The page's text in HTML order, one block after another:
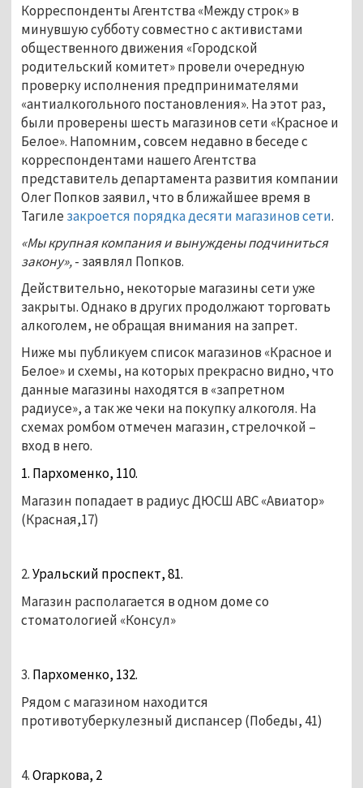
Корреспонденты Агентства «Между строк» в
минувшую субботу совместно с активистами
общественного движения «Городской
родительский комитет» провели очередную
проверку исполнения предпринимателями
«антиалкогольного постановления». На этот раз,
были проверены шесть магазинов сети «Красное и
Белое». Напомним, совсем недавно в беседе с
корреспондентами нашего Агентства
представитель департамента развития компании
Олег Попков заявил, что в ближайшее время в
Тагиле закроется порядка десяти магазинов сети.
«Мы крупная компания и вынуждены подчиниться
закону»,- заявлял Попков.
Действительно, некоторые магазины сети уже
закрыты. Однако в других продолжают торговать
алкоголем, не обращая внимания на запрет.
Ниже мы публикуем список магазинов «Красное и
Белое» и схемы, на которых прекрасно видно, что
данные магазины находятся в «запретном
радиусе», а так же чеки на покупку алкоголя. На
схемах ромбом отмечен магазин, стрелочкой –
вход в него.
1. Пархоменко, 110.
Магазин попадает в радиус ДЮСШ АВС «Авиатор»
(Красная,17)
2.Уральский проспект, 81.
Магазин располагается в одном доме со
стоматологией «Консул»
3. Пархоменко, 132.
Рядом с магазином находится
противотуберкулезный диспансер (Победы, 41)
4.Огаркова, 2